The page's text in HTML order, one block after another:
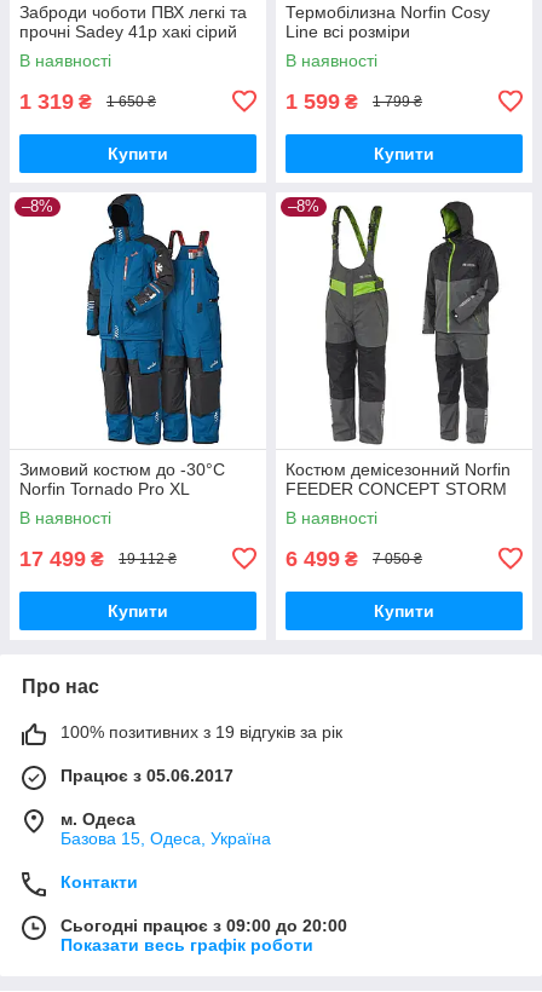
Заброди чоботи ПВХ легкі та
прочні Sadey 41р хакі сірий
В наявності
1 319 ₴ 1 650 ₴
Купити
Термобілизна Norfin Cosy
Line всі розміри
В наявності
1 599 ₴ 1 799 ₴
Купити
–8%
Зимовий костюм до -30°C
Norfin Tornado Pro XL
В наявності
17 499 ₴ 19 112 ₴
Купити
–8%
Костюм демісезонний Norfin
FEEDER CONCEPT STORM
В наявності
6 499 ₴ 7 050 ₴
Купити
Про нас
100% позитивних з 19 відгуків за рік
Працює з 05.06.2017
м. Одеса
Базова 15, Одеса, Україна
Контакти
Сьогодні працює з 09:00 до 20:00
Показати весь графік роботи